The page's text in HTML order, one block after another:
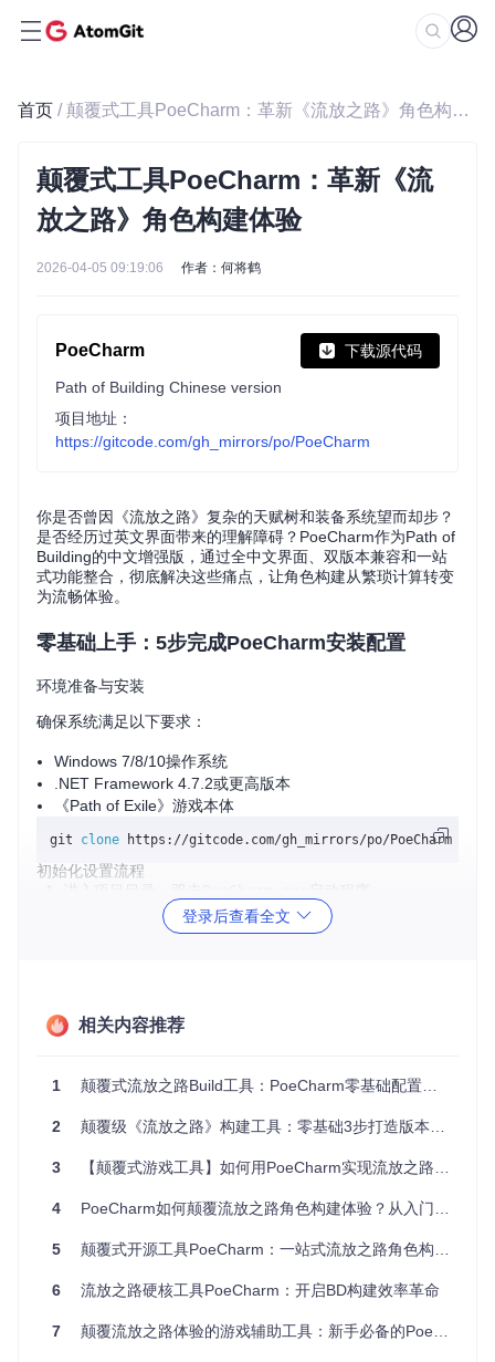
首页 / 颠覆式工具PoeCharm：革新《流放之路》角色构建体验
颠覆式工具PoeCharm：革新《流
放之路》角色构建体验
2026-04-05 09:19:06 作者：何将鹤
PoeCharm 下载源代码
Path of Building Chinese version
项目地址：
https://gitcode.com/gh_mirrors/po/PoeCharm
你是否曾因《流放之路》复杂的天赋树和装备系统望而却步？
是否经历过英文界面带来的理解障碍？PoeCharm作为Path of
Building的中文增强版，通过全中文界面、双版本兼容和一站
式功能整合，彻底解决这些痛点，让角色构建从繁琐计算转变
为流畅体验。
零基础上手：5步完成PoeCharm安装配置
环境准备与安装
确保系统满足以下要求：
Windows 7/8/10操作系统
.NET Framework 4.7.2或更高版本
《Path of Exile》游戏本体
git clone https://gitcode.com/gh_mirrors/po/PoeCharm
初始化设置流程
在弹出窗口中设置游戏安装路径
选择服务器版本（国际服/国服）
[!TIP] 首次启动可能需要2-3分钟加载数据，建议关闭其他
占用内存的程序
效率提升：三大核心功能解决构建难题
🔍 全中文天赋树系统
解决问题：原版英文天赋树理解困难，加点策略不清晰
多方案对比：同时保存3套天赋配置，一键切换对比效果
登录后查看全文
相关内容推荐
1 颠覆式流放之路Build工具：PoeCharm零基础配置指南
2 颠覆级《流放之路》构建工具：零基础3步打造版本T0 BD，效率提升300%
3 【颠覆式游戏工具】如何用PoeCharm实现流放之路效率提升的终极突破
4 PoeCharm如何颠覆流放之路角色构建体验？从入门到高手的实战全攻略
5 颠覆式开源工具PoeCharm：一站式流放之路角色构建与攻略解决方案
6 流放之路硬核工具PoeCharm：开启BD构建效率革命
7 颠覆流放之路体验的游戏辅助工具：新手必备的PoeCharm神器